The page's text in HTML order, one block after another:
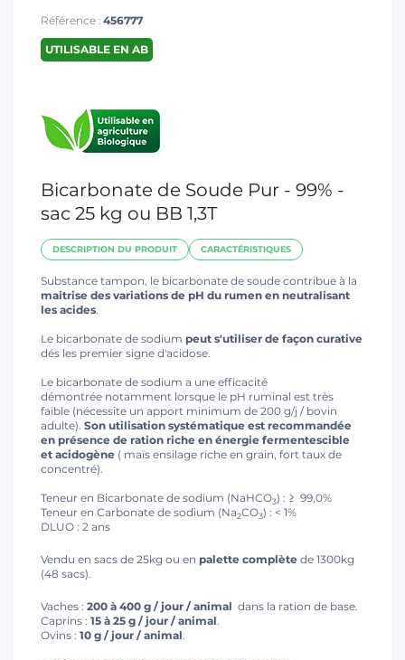
Référence : 456777
UTILISABLE EN AB
Bicarbonate de Soude Pur - 99% -
sac 25 kg ou BB 1,3T
DESCRIPTION DU PRODUIT CARACTÉRISTIQUES
Substance tampon, le bicarbonate de soude contribue à la
maitrise des variations de pH du rumen en neutralisant
les acides.
Le bicarbonate de sodium peut s'utiliser de façon curative
dés les premier signe d'acidose.
Le bicarbonate de sodium a une efficacité
démontrée notamment lorsque le pH ruminal est très
faible (nécessite un apport minimum de 200 g/j / bovin
adulte). Son utilisation systématique est recommandée
en présence de ration riche en énergie fermentescible
et acidogène ( maïs ensilage riche en grain, fort taux de
concentré).
Teneur en Bicarbonate de sodium (NaHCO3) : ≥ 99,0%
Teneur en Carbonate de sodium (Na2CO3) : < 1%
DLUO : 2 ans
Vendu en sacs de 25kg ou en palette complète de 1300kg
(48 sacs).
Vaches : 200 à 400 g / jour / animal dans la ration de base.
Caprins : 15 à 25 g / jour / animal.
Ovins : 10 g / jour / animal.